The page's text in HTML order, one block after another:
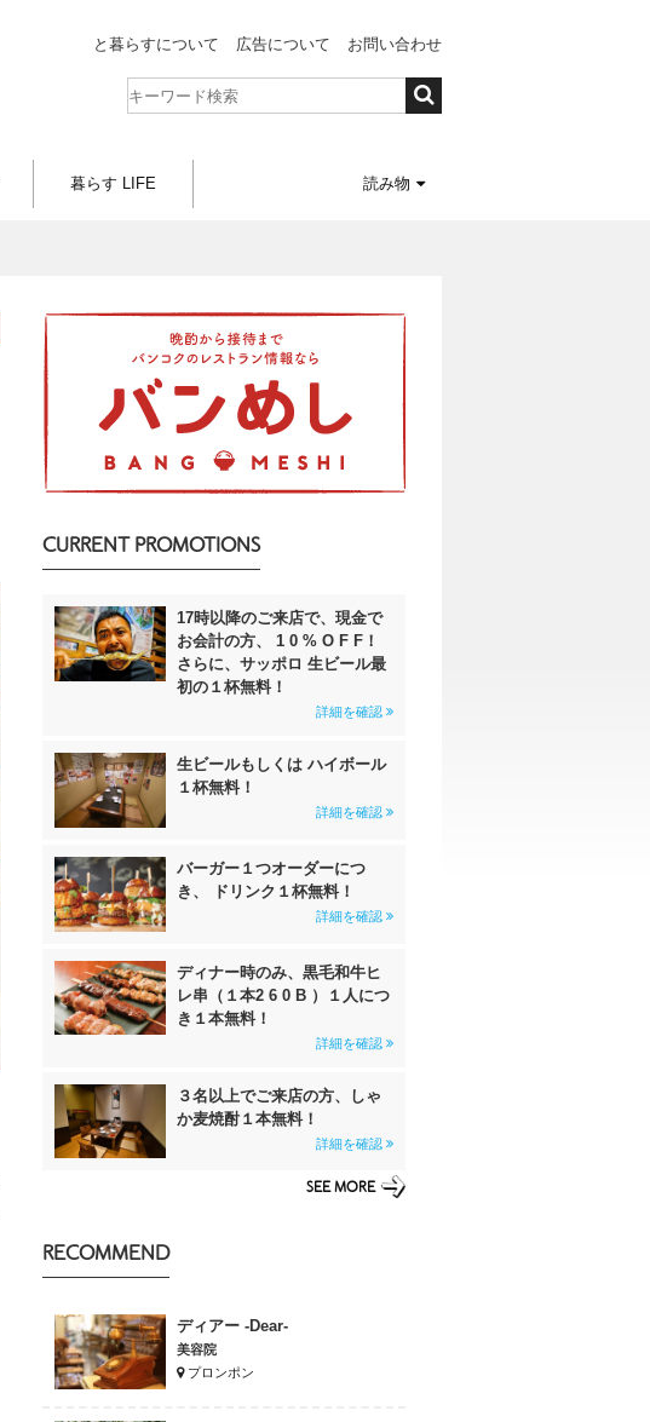
と暮らすについて 広告について お問い合わせ
暮らす LIFE 読み物
CURRENT PROMOTIONS
17時以降のご来店で、現金で
お会計の方、 1 0 % O F F！
さらに、サッポロ 生ビール最
初の１杯無料！
詳細を確認
生ビールもしくは ハイボール
１杯無料！
詳細を確認
バーガー１つオーダーにつ
き、 ドリンク１杯無料！
詳細を確認
ディナー時のみ、黒毛和牛ヒ
レ串（１本2 6 0 B ）１人につ
き１本無料！
詳細を確認
３名以上でご来店の方、しゃ
か麦焼酎１本無料！
詳細を確認
SEE MORE
RECOMMEND
ディアー -Dear-
美容院
プロンポン